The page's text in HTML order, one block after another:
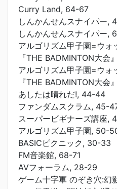
Curry Land, 64-67
しんかんせんスナイパー,
しんかんせんスナイパー,
アルゴリズム甲子園=ウォ
『THE BADMINTON大会
アルゴリズム甲子園=ウォ
『THE BADMINTON大会
あしたは晴れだ!, 44-44
ファンダムスクラム, 45-
スーパービギナーズ講座,
アルゴリズム甲子園, 50-
BASICピクニック, 30-33
FM音楽館, 68-71
AVフォーラム, 28-29
ゲーム十字軍 のぞき穴:幻